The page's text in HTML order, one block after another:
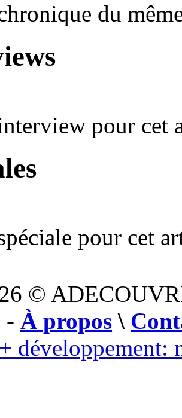
du
pour cet
pour cet
©
- À propos \
développement: